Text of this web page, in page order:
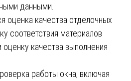
данными.
оценка качества отделочных
соответствия материалов
качества выполнения
работы окна, включая